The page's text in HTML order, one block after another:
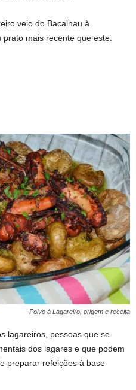
veio do Bacalhau à
mais recente que este.
Polvo à Lagareiro, origem e receita
lagareiros, pessoas que se
dos lagares e que podem
preparar refeições à base